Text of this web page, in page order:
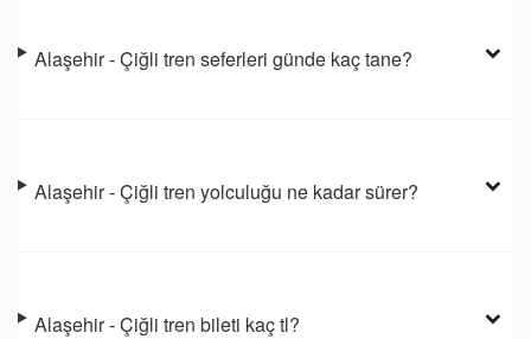
Alaşehir - Çiğli tren seferleri günde kaç tane?
Alaşehir - Çiğli tren yolculuğu ne kadar sürer?
Alaşehir - Çiğli tren bileti kaç tl?